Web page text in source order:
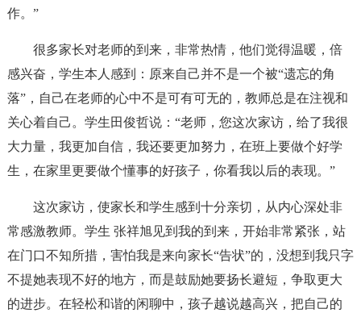
作。”
很多家长对老师的到来，非常热情，他们觉得温暖，倍
感兴奋，学生本人感到：原来自己并不是一个被“遗忘的角
落”，自己在老师的心中不是可有可无的，教师总是在注视和
关心着自己。学生田俊哲说：“老师，您这次家访，给了我很
大力量，我更加自信，我还要更加努力，在班上要做个好学
生，在家里更要做个懂事的好孩子，你看我以后的表现。”
这次家访，使家长和学生感到十分亲切，从内心深处非
常感激教师。学生 张祥旭见到我的到来，开始非常紧张，站
在门口不知所措，害怕我是来向家长“告状”的，没想到我只字
不提她表现不好的地方，而是鼓励她要扬长避短，争取更大
的进步。在轻松和谐的闲聊中，孩子越说越高兴，把自己的